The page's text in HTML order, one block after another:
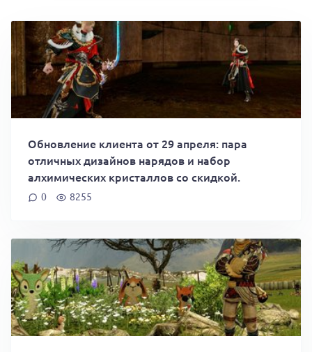
Обновление клиента от 29 апреля: пара
отличных дизайнов нарядов и набор
алхимических кристаллов со скидкой.
0 8255